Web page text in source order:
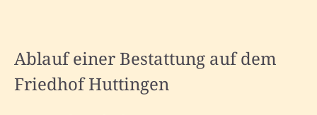
Ablauf einer Bestattung auf dem
Friedhof Huttingen